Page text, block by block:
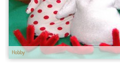
Hobby